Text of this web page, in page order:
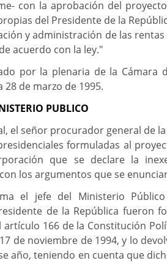
con la aprobación del
del Presidente de la
y administración de las
acuerdo con la ley."
por la plenaria de la Cámara
de marzo de 1995.
PUBLICO
el señor procurador general de
formuladas al
que se declare la
los argumentos que se
el jefe del Ministerio
de la República fueron
166 de la Constitución
de noviembre de 1994, y lo
año, teniendo en cuenta que